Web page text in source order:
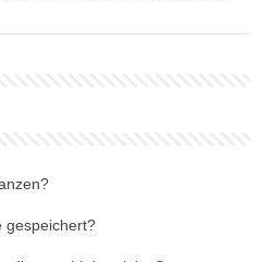
gespeichert?